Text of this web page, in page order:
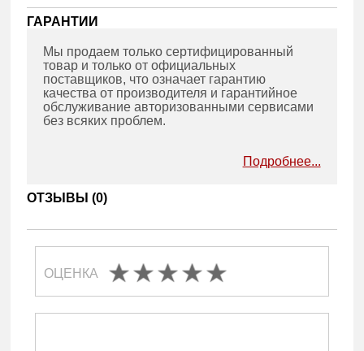
ГАРАНТИИ
Мы продаем только сертифицированный
товар и только от официальных
поставщиков, что означает гарантию
качества от производителя и гарантийное
обслуживание авторизованными сервисами
без всяких проблем.
Подробнее...
ОТЗЫВЫ (0)
ОЦЕНКА